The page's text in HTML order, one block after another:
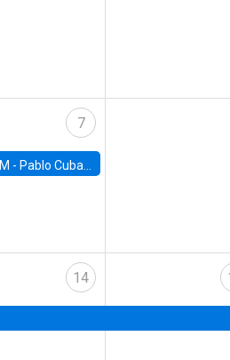
7
- Pablo Cuba, FED Board
14